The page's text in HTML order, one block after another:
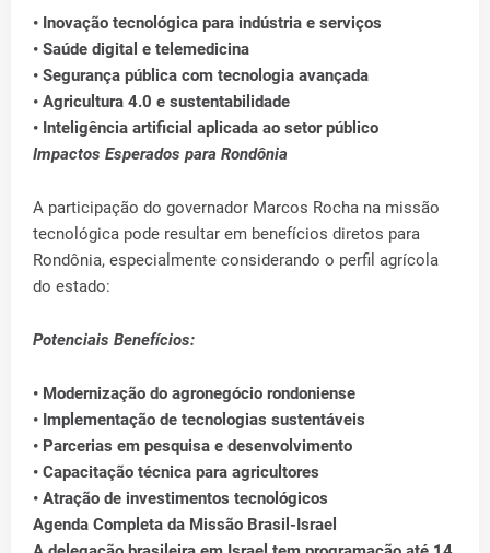
• Inovação tecnológica para indústria e serviços
• Saúde digital e telemedicina
• Segurança pública com tecnologia avançada
• Agricultura 4.0 e sustentabilidade
• Inteligência artificial aplicada ao setor público
Impactos Esperados para Rondônia
A participação do governador Marcos Rocha na missão
tecnológica pode resultar em benefícios diretos para
Rondônia, especialmente considerando o perfil agrícola
do estado:
Potenciais Benefícios:
• Modernização do agronegócio rondoniense
• Implementação de tecnologias sustentáveis
• Parcerias em pesquisa e desenvolvimento
• Capacitação técnica para agricultores
• Atração de investimentos tecnológicos
Agenda Completa da Missão Brasil-Israel